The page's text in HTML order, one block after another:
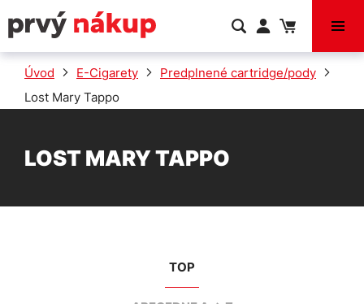
VÝPREDAJ
Úvod E-Cigarety
Predplnené cartridge/pody
Lost Mary Tappo
LOST MARY TAPPO
TOP